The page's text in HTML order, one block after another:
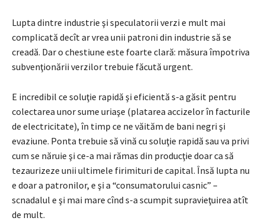
Lupta dintre industrie şi speculatorii verzi e mult mai
complicată decît ar vrea unii patroni din industrie să se
creadă. Dar o chestiune este foarte clară: măsura împotriva
subvenţionării verzilor trebuie făcută urgent.
E incredibil ce soluţie rapidă şi eficientă s-a găsit pentru
colectarea unor sume uriaşe (platarea accizelor în facturile
de electricitate), în timp ce ne văităm de bani negri şi
evaziune. Ponta trebuie să vină cu soluţie rapidă sau va privi
cum se năruie şi ce-a mai rămas din producţie doar ca să
tezaurizeze unii ultimele firimituri de capital. Însă lupta nu
e doar a patronilor, e şi a “consumatorului casnic” –
scnadalul e şi mai mare cînd s-a scumpit supravieţuirea atît
de mult.